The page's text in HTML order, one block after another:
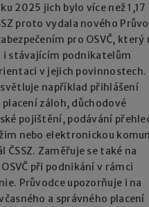
2025 jich bylo více než 1,17
proto vydala nového
pro OSVČ, který
i stávajícím podnikatelům
v jejich povinnostech.
například přihlášení
záloh, důchodové
pojištění, podávání
nebo elektronickou
ČSSZ. Zaměřuje se také na
při podnikání v rámci
Průvodce upozorňuje i na
a správného placení